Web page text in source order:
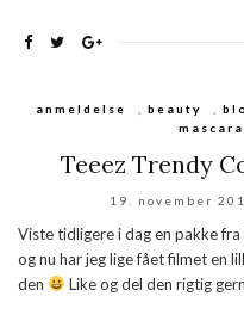
anmeldelse beauty
mascara
Teeez Trendy
19. november
Viste tidligere i dag en pakke
og nu har jeg lige fået filmet en
den
Like og del den rigtig